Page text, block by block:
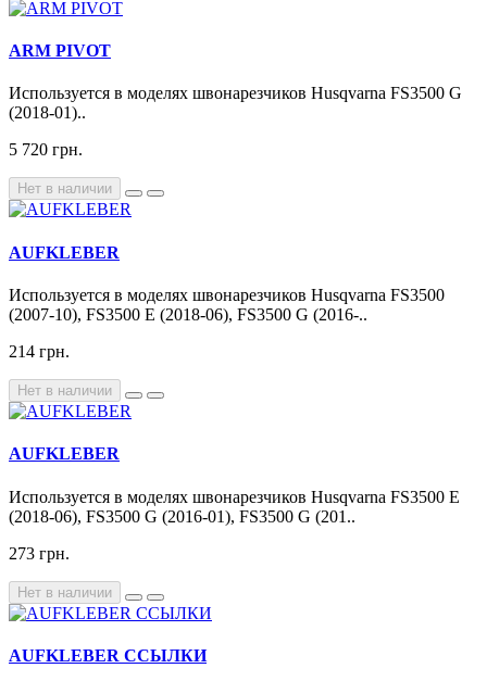
ARM PIVOT
Используется в моделях швонарезчиков Husqvarna FS3500 G
(2018-01)..
5 720 грн.
Нет в наличии
AUFKLEBER
Используется в моделях швонарезчиков Husqvarna FS3500
(2007-10), FS3500 E (2018-06), FS3500 G (2016-..
214 грн.
Нет в наличии
AUFKLEBER
Используется в моделях швонарезчиков Husqvarna FS3500 E
(2018-06), FS3500 G (2016-01), FS3500 G (201..
273 грн.
Нет в наличии
AUFKLEBER ССЫЛКИ